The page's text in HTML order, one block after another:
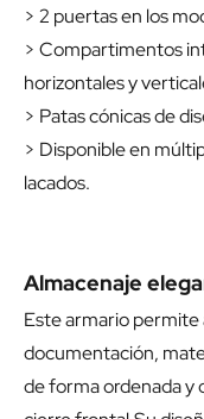
> 2 puertas en los
> Compartimentos
horizontales y
> Patas cónicas de
> Disponible en
lacados.
Almacenaje
Este armario permite
documentación,
de forma ordenada y